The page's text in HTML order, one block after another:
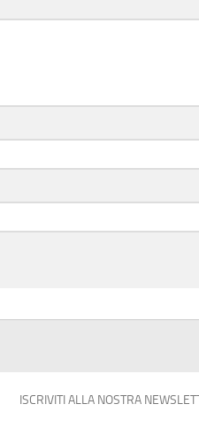
ISCRIVITI ALLA NOSTRA